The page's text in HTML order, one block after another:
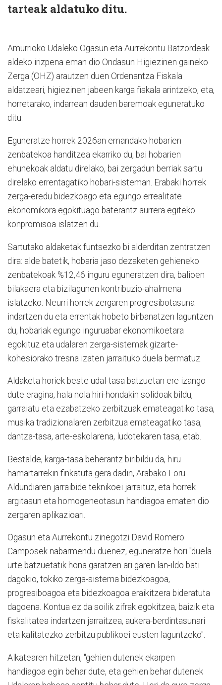
tarteak aldatuko ditu.
Amurrioko Udaleko Ogasun eta Aurrekontu Batzordeak
aldeko irizpena eman dio Ondasun Higiezinen gaineko
Zerga (OHZ) arautzen duen Ordenantza Fiskala
aldatzeari, higiezinen jabeen karga fiskala arintzeko, eta,
horretarako, indarrean dauden baremoak eguneratuko
ditu.
Eguneratze horrek 2026an emandako hobarien
zenbatekoa handitzea ekarriko du, bai hobarien
ehunekoak aldatu direlako, bai zergadun berriak sartu
direlako errentagatiko hobari-sisteman. Erabaki horrek
zerga-eredu bidezkoago eta egungo errealitate
ekonomikora egokituago baterantz aurrera egiteko
konpromisoa islatzen du.
Sartutako aldaketak funtsezko bi alderditan zentratzen
dira: alde batetik, hobaria jaso dezaketen gehieneko
zenbatekoak %12,46 inguru eguneratzen dira, balioen
bilakaera eta bizilagunen kontribuzio-ahalmena
islatzeko. Neurri horrek zergaren progresibotasuna
indartzen du eta errentak hobeto birbanatzen laguntzen
du, hobariak egungo inguruabar ekonomikoetara
egokituz eta udalaren zerga-sistemak gizarte-
kohesiorako tresna izaten jarraituko duela bermatuz.
Aldaketa horiek beste udal-tasa batzuetan ere izango
dute eragina, hala nola hiri-hondakin solidoak bildu,
garraiatu eta ezabatzeko zerbitzuak emateagatiko tasa,
musika tradizionalaren zerbitzua emateagatiko tasa,
dantza-tasa, arte-eskolarena, ludotekaren tasa, etab.
Bestalde, karga-tasa beherantz biribildu da, hiru
hamartarrekin finkatuta gera dadin, Arabako Foru
Aldundiaren jarraibide teknikoei jarraituz, eta horrek
argitasun eta homogeneotasun handiagoa ematen dio
zergaren aplikazioari.
Ogasun eta Aurrekontu zinegotzi David Romero
Camposek nabarmendu duenez, eguneratze hori "duela
urte batzuetatik hona garatzen ari garen lan-ildo bati
dagokio, tokiko zerga-sistema bidezkoagoa,
progresiboagoa eta bidezkoagoa eraikitzera bideratuta
dagoena. Kontua ez da soilik zifrak egokitzea, baizik eta
fiskalitatea indartzen jarraitzea, aukera-berdintasunari
eta kalitatezko zerbitzu publikoei eusten laguntzeko".
Alkatearen hitzetan, "gehien dutenek ekarpen
handiagoa egin behar dute, eta gehien behar dutenek